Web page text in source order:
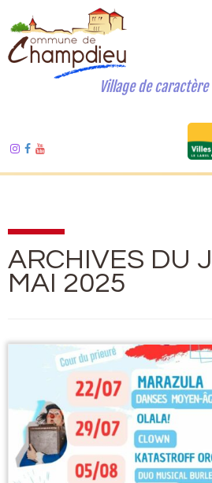
Village de caractère
ARCHIVES DU
MAI 2025